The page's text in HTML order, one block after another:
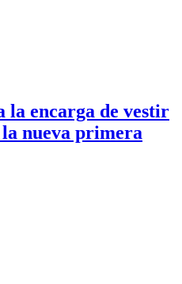
la encarga de vestir
nueva primera